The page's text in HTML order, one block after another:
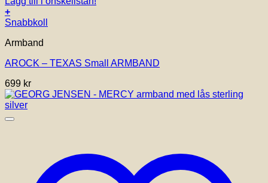
+
Snabbkoll
Armband
AROCK – TEXAS Small ARMBAND
699 kr